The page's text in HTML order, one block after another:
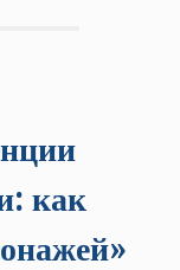
как